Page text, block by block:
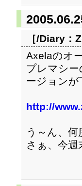
［/Diary：
Axelaのオ
プレマシ
ージョン
http://
う～ん、
さぁ、今週